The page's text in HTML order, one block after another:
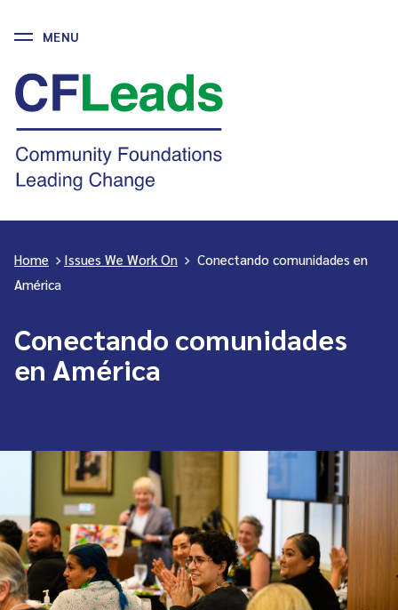
Skip
content
CFLeads
-
Community
Foundations
Leading
MENU
Home > Issues We Work On > Conectando comunidades en
América
Conectando comunidades
en América